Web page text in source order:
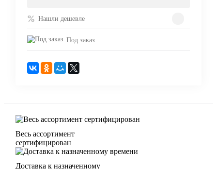
Нашли дешевле
Под заказ
Весь ассортимент
сертифицирован
Доставка к назначенному